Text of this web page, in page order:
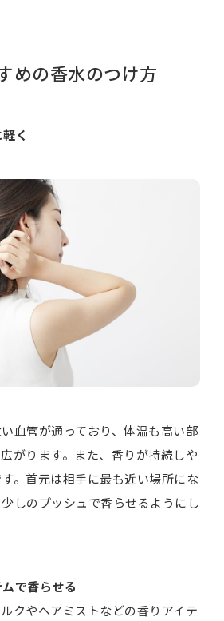
めの香水のつけ方
く
血管が通っており、体温も高い部
がります。また、香りが持続しや
。首元は相手に最も近い場所にな
しのプッシュで香らせるようにし
で香らせる
クやヘアミストなどの香りアイテ